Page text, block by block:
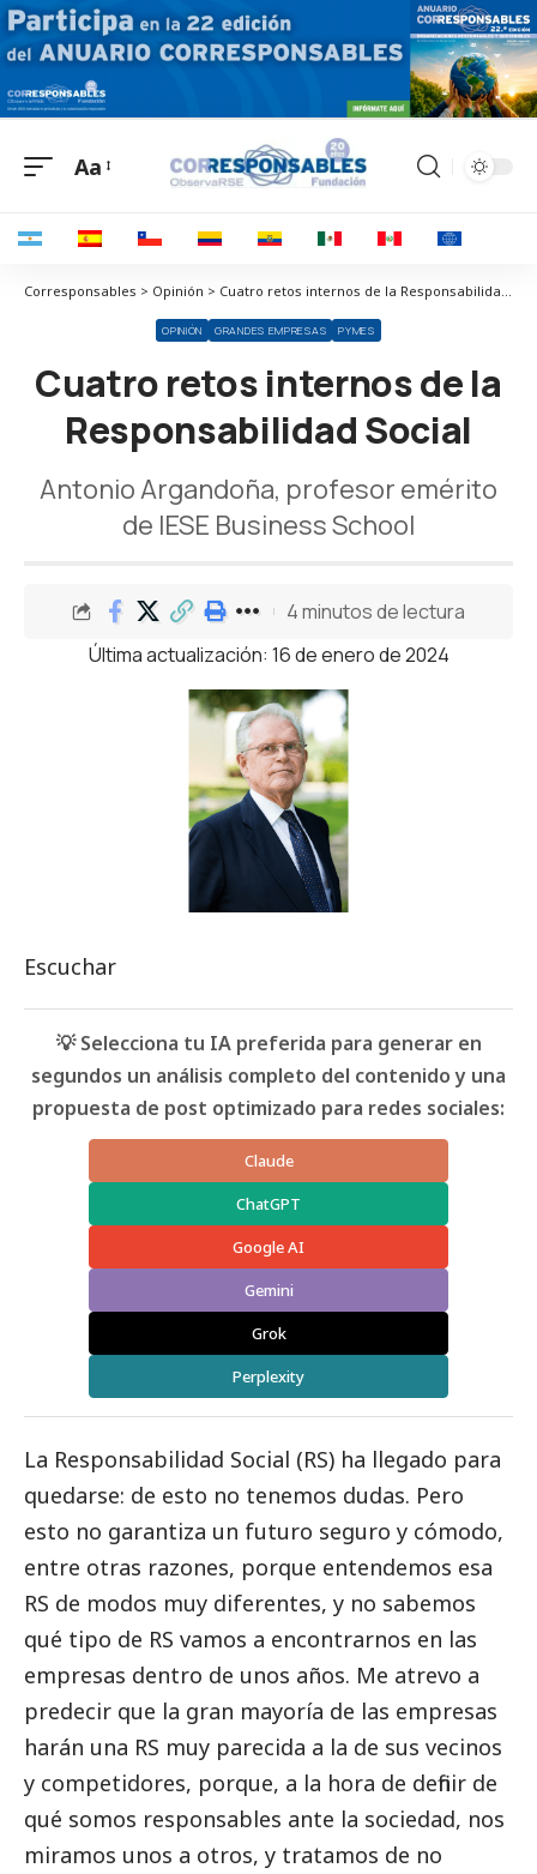
Aa
Corresponsables > Opinión > Cuatro retos internos de la Responsabilidad Social
OPINIÓN GRANDES EMPRESAS PYMES
Cuatro retos internos de la
Responsabilidad Social
Antonio Argandoña, profesor emérito
de IESE Business School
Última actualización: 16 de enero de 2024
4 minutos de lectura
Escuchar
💡 Selecciona tu IA preferida para generar en
segundos un análisis completo del contenido y una
propuesta de post optimizado para redes sociales:
Claude
ChatGPT
Google AI
Gemini
Grok
Perplexity
La Responsabilidad Social (RS) ha llegado para
quedarse: de esto no tenemos dudas. Pero
esto no garantiza un futuro seguro y cómodo,
entre otras razones, porque entendemos esa
RS de modos muy diferentes, y no sabemos
qué tipo de RS vamos a encontrarnos en las
empresas dentro de unos años. Me atrevo a
predecir que la gran mayoría de las empresas
harán una RS muy parecida a la de sus vecinos
y competidores, porque, a la hora de definir de
qué somos responsables ante la sociedad, nos
miramos unos a otros, y tratamos de no